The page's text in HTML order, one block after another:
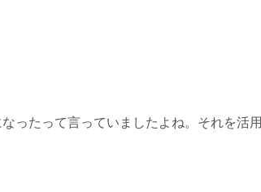
ったって言っていましたよね。それを活用